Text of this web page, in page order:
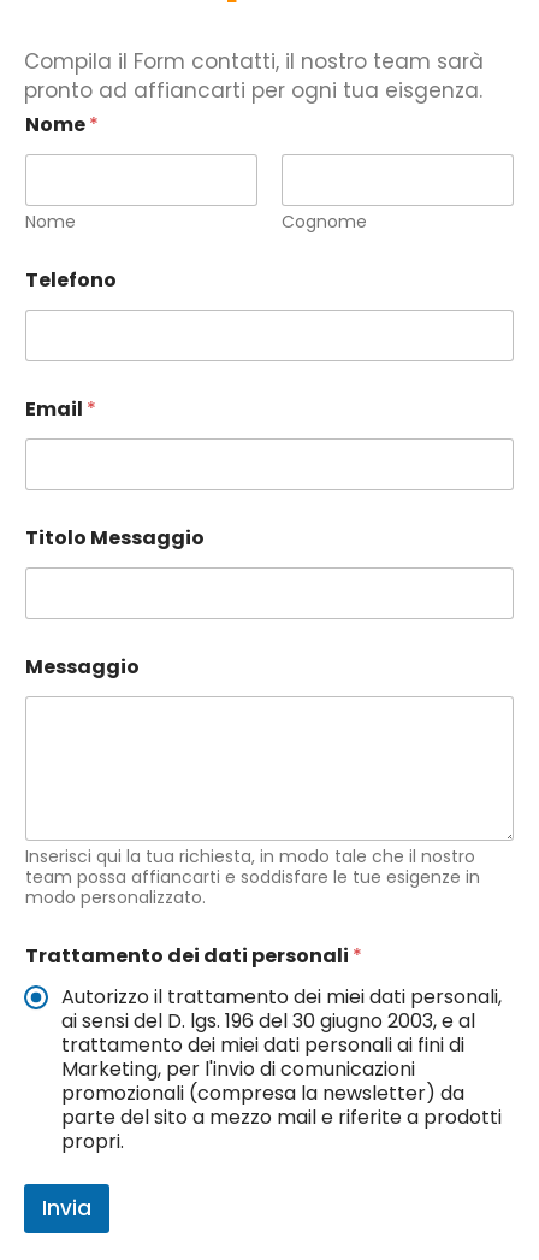
Compila il Form contatti, il nostro team sarà
pronto ad affiancarti per ogni tua eisgenza.
Nome*
Nome Cognome
Telefono
Email *
Titolo Messaggio
Messaggio
Inserisci qui la tua richiesta, in modo tale che il nostro
team possa affiancarti e soddisfare le tue esigenze in
modo personalizzato.
Trattamento dei dati personali *
Autorizzo il trattamento dei miei dati personali,
ai sensi del D. lgs. 196 del 30 giugno 2003, e al
trattamento dei miei dati personali ai fini di
Marketing, per l'invio di comunicazioni
promozionali (compresa la newsletter) da
parte del sito a mezzo mail e riferite a prodotti
propri.
Invia